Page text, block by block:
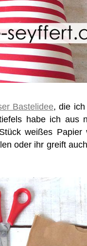
Bastelidee, die ich
habe ich aus
weißes Papier
oder ihr greift